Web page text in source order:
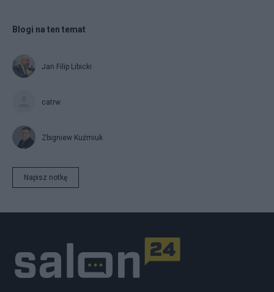
Blogi na ten temat
Jan Filip Libicki
catrw
Zbigniew Kuźmiuk
Napisz notkę